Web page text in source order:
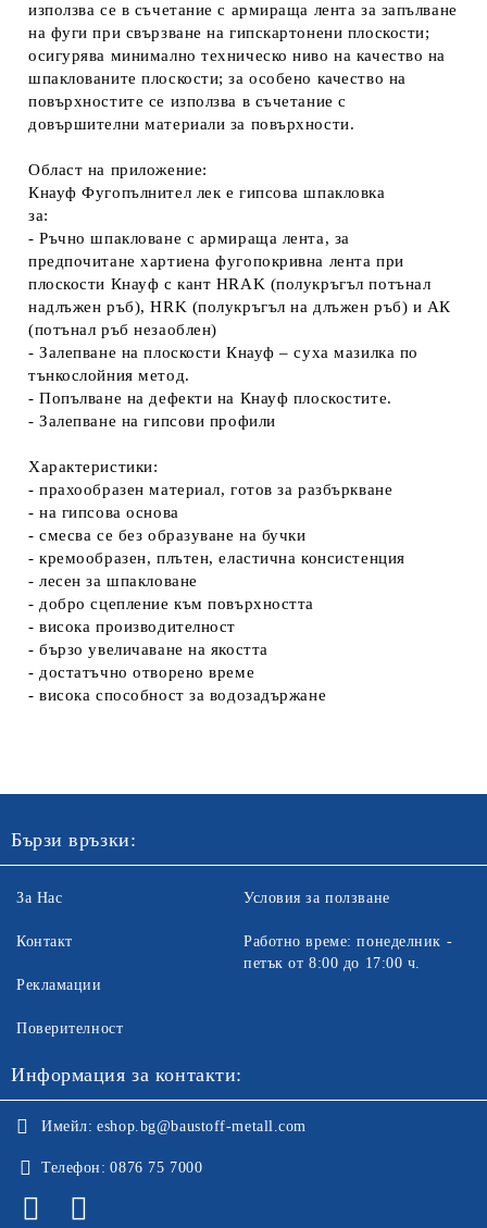
използва се в съчетание с армираща лента за запълване
на фуги при свързване на гипскартонени плоскости;
осигурява минимално техническо ниво на качество на
шпаклованите плоскости; за особено качество на
повърхностите се използва в съчетание с
довършителни материали за повърхности.
Област на приложение:
Кнауф Фугопълнител лек е гипсова шпакловка
за:
- Ръчно шпакловане с армираща лента, за
предпочитане хартиена фугопокривна лента при
плоскости Кнауф с кант HRAK (полукръгъл потънал
надлъжен ръб), HRK (полукръгъл на длъжен ръб) и АК
(потънал ръб незаоблен)
- Залепване на плоскости Кнауф – суха мазилка по
тънкослойния метод.
- Попълване на дефекти на Кнауф плоскостите.
- Залепване на гипсови профили
Характеристики:
- прахообразен материал, готов за разбъркване
- на гипсова основа
- смесва се без образуване на бучки
- кремообразен, плътен, еластична консистенция
- лесен за шпакловане
- добро сцепление към повърхността
- висока производителност
- бързо увеличаване на якостта
- достатъчно отворено време
- висока способност за водозадържане
Бързи връзки:
За Нас
Контакт
Рекламации
Поверителност
Условия за ползване
Работно време: понеделник -
петък от 8:00 до 17:00 ч.
Информация за контакти:
Имейл: eshop.bg@baustoff-metall.com
Телефон: 0876 75 7000